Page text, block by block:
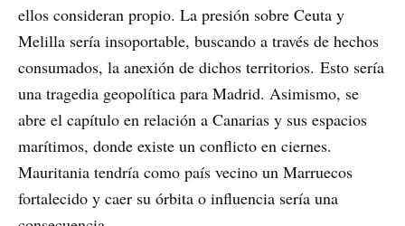
ellos consideran propio. La presión sobre Ceuta y
Melilla sería insoportable, buscando a través de hechos
consumados, la anexión de dichos territorios. Esto sería
una tragedia geopolítica para Madrid. Asimismo, se
abre el capítulo en relación a Canarias y sus espacios
marítimos, donde existe un conflicto en ciernes.
Mauritania tendría como país vecino un Marruecos
fortalecido y caer su órbita o influencia sería una